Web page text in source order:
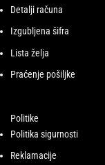
Detalji računa
Izgubljena šifra
Lista želja
Praćenje pošiljke
Politike
Politika sigurnosti
Reklamacije